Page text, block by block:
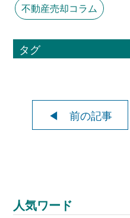
不動産売却コラム
タグ
◀ 前の記事
人気ワード